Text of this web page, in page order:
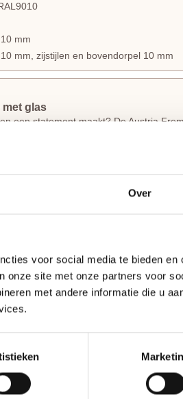
Over
voor social media te bieden en
onze site met onze partners voor
met andere informatie die u
mm
mm, zijstijlen en bovendorpel 10 mm
glas
een statement maakt? De Austria
Deze binnendeur met glas brengt direct
op een warme, traditionele sfeer.
creëer je in een handomdraai de sfeer
, zodat je direct een goede basis
licht op te schuren, eventuele
om tweemaal te worden afgelakt.
de Austria Fremont? De Austria
het ideale duo. Zo behoud je overal
privacy of lichtinval. Nieuwsgierig
.
met een dikte van 40 mm. Om